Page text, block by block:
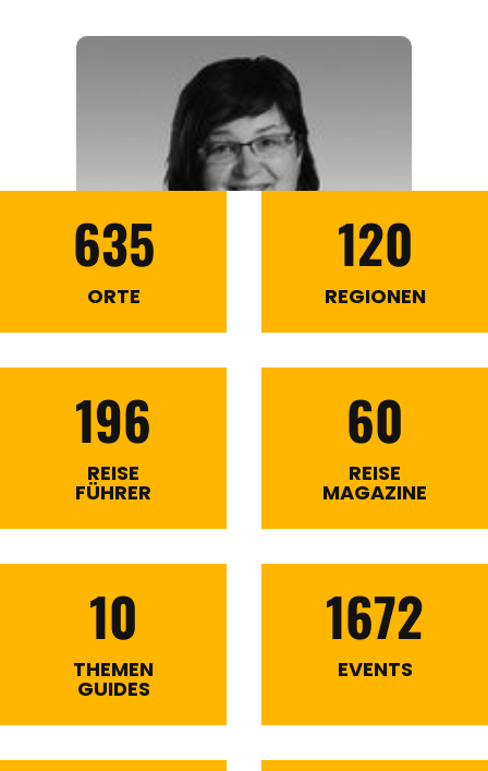
635
ORTE
120
REGIONEN
196
REISE
FÜHRER
60
REISE
MAGAZINE
10
THEMEN
GUIDES
1672
EVENTS